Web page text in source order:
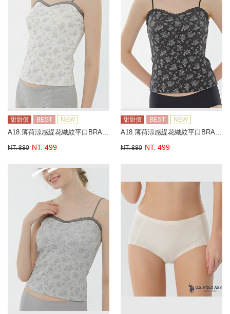
甜甜價 BEST NEW
A18.薄荷涼感緹花織紋平口BRA背心
NT. 880 NT. 499
甜甜價 BEST NEW
A18.薄荷涼感緹花織紋平口BRA背心
NT. 880 NT. 499